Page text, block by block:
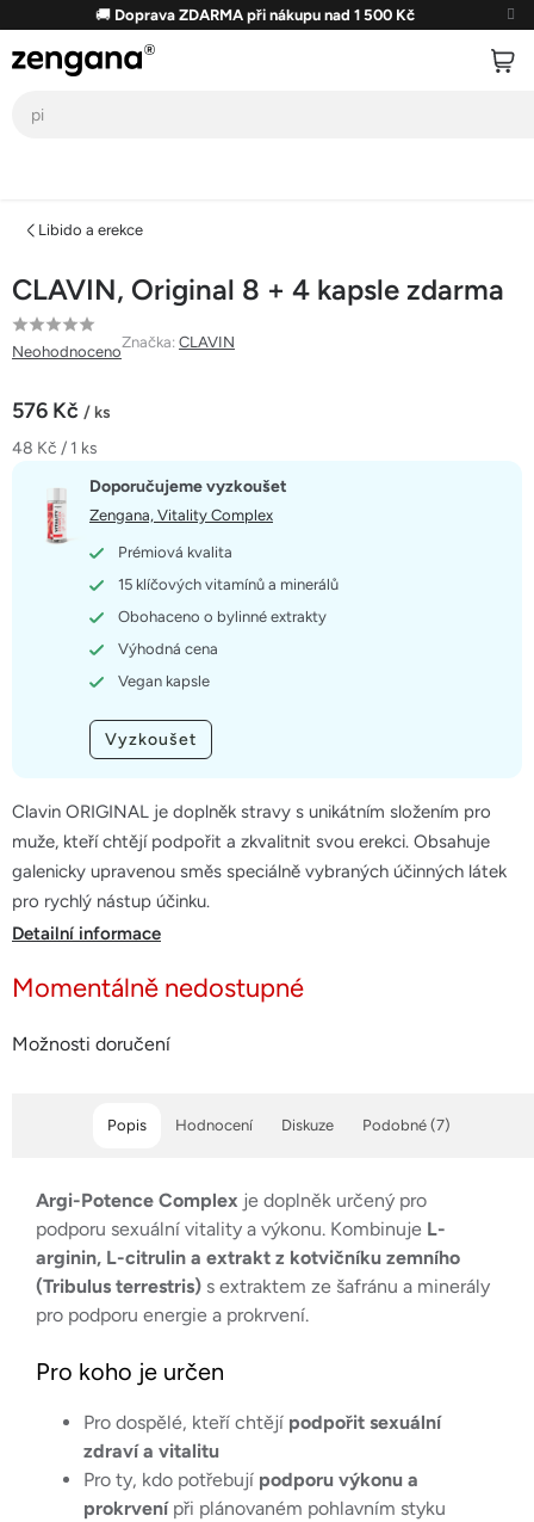
obsah
🚚 Doprava ZDARMA při nákupu nad 1 500 Kč
Libido a erekce
CLAVIN, Original 8 + 4 kapsle zdarma
Průměrné
hodnocení
je
0,0
hvězdiček.
Neohodnoceno
Značka: CLAVIN
576 Kč / ks
Měrná
48 Kč / 1 ks
Momentálně nedostupné
Možnosti doručení
Clavin ORIGINAL je doplněk stravy s unikátním složením pro
muže, kteří chtějí podpořit a zkvalitnit svou erekci. Obsahuje
galenicky upravenou směs speciálně vybraných účinných látek
pro rychlý nástup účinku.
Doporučujeme vyzkoušet
Zengana, Vitality Complex
Prémiová kvalita
15 klíčových vitamínů a minerálů
Obohaceno o bylinné extrakty
Výhodná cena
Vegan kapsle
Vyzkoušet
Detailní informace
Popis Podobné (7)
Hodnocení Diskuze
Argi-Potence Complex je doplněk určený pro
podporu sexuální vitality a výkonu. Kombinuje L-
arginin, L-citrulin a extrakt z kotvičníku zemního
(Tribulus terrestris) s extraktem ze šafránu a minerály
pro podporu energie a prokrvení.
Pro koho je určen
Pro dospělé, kteří chtějí podpořit sexuální
zdraví a vitalitu
Pro ty, kdo potřebují podporu výkonu a
prokrvenípři plánovaném pohlavním styku